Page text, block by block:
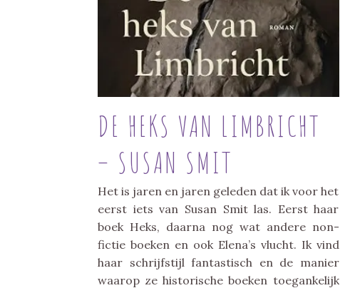
DE HEKS VAN LIMBRICHT
– SUSAN SMIT
Het is jaren en jaren geleden dat ik voor het
eerst iets van Susan Smit las. Eerst haar
boek Heks, daarna nog wat andere non-
fictie boeken en ook Elena’s vlucht. Ik vind
haar schrijfstijl fantastisch en de manier
waarop ze historische boeken toegankelijk